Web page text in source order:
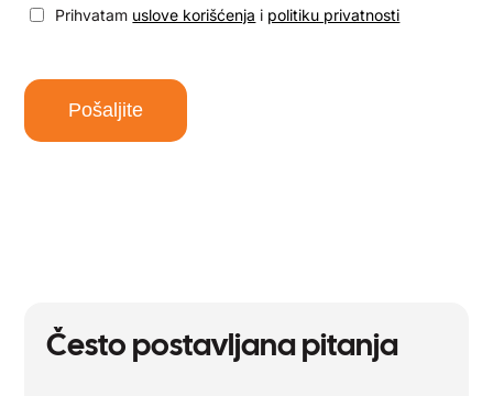
Prihvatam uslove korišćenja i politiku privatnosti
Često postavljana pitanja